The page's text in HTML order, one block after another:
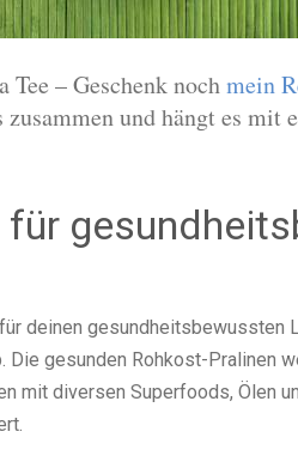
– Geschenk nochmein
und hängt es mit
für
deinen gesundheitsbewussten
Die gesunden Rohkost-Pralinen
mit diversen Superfoods, Ölen